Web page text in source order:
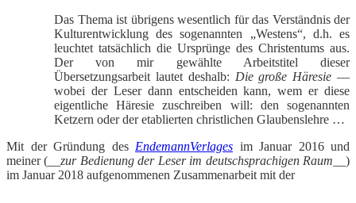
Das Thema ist übrigens wesentlich für das Verständnis der
Kulturentwicklung des sogenannten „Westens“, d.h. es
leuchtet tatsächlich die Ursprünge des Christentums aus.
Der von mir gewählte Arbeitstitel dieser
Übersetzungsarbeit lautet deshalb: Die große Häresie —
wobei der Leser dann entscheiden kann, wem er diese
eigentliche Häresie zuschreiben will: den sogenannten
Ketzern oder der etablierten christlichen Glaubenslehre …
Mit der Gründung des EndemannVerlages im Januar 2016 und
meiner (__zur Bedienung der Leser im deutschsprachigen Raum __)
im Januar 2018 aufgenommenen Zusammenarbeit mit der